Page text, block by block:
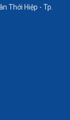
Thới Hiệp - Tp.